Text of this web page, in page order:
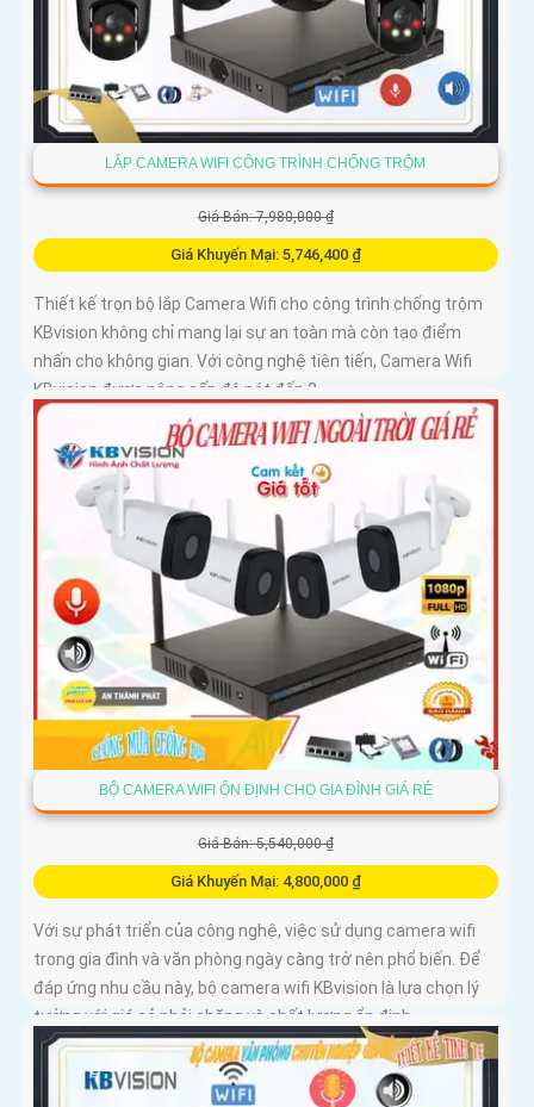
LẮP CAMERA WIFI CÔNG TRÌNH CHỐNG TRỘM
Giá Bán: 7,980,000 ₫
Giá Khuyến Mại: 5,746,400 ₫
Thiết kế trọn bộ lắp Camera Wifi cho công trình chống trộm
KBvision không chỉ mang lại sự an toàn mà còn tạo điểm
nhấn cho không gian. Với công nghệ tiên tiến, Camera Wifi
KBvision được nâng cấp độ nét đến 2
BỘ CAMERA WIFI ỔN ĐỊNH CHO GIA ĐÌNH GIÁ RẺ
Giá Bán: 5,540,000 ₫
Giá Khuyến Mại: 4,800,000 ₫
Với sự phát triển của công nghệ, việc sử dụng camera wifi
trong gia đình và văn phòng ngày càng trở nên phổ biến. Để
đáp ứng nhu cầu này, bộ camera wifi KBvision là lựa chọn lý
tưởng với giá cả phải chăng và chất lượng ổn định